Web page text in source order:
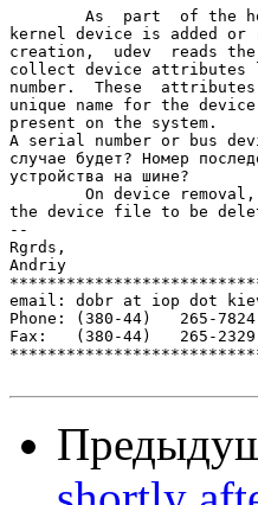
As  part  of the
kernel device is added or
creation,  udev  reads
collect device attributes
number.  These
unique name for the
present on the system.
А serial number or bus
случае будет? Номер
устройства на шине?
On device
the device file to be
--
Rgrds,
Andriy
email: dobr at iop dot
Phone: (380-44)   265-
Fax:   (380-44)   265-